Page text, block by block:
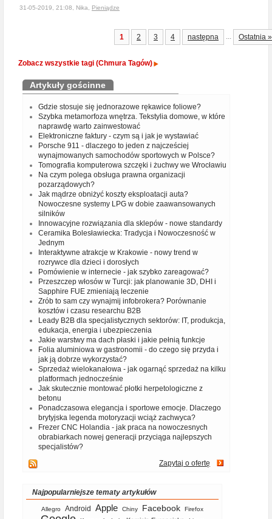
31-05-2019, 21:08, Nika, Pieniądze
1 2 3 4 następna ... Ostatnia »
Zobacz wszystkie tagi (Chmura Tagów)
Artykuły gościnne
Gdzie stosuje się jednorazowe rękawice foliowe?
Szybka metamorfoza wnętrza. Tekstylia domowe, w które
naprawdę warto zainwestować
Elektroniczne faktury - czym są i jak je wystawiać
Porsche 911 - dlaczego to jeden z najcześciej
wynajmowanych samochodów sportowych w Polsce?
Tomografia komputerowa szczęki i żuchwy we Wrocławiu
Na czym polega obsługa prawna organizacji
pozarządowych?
Jak mądrze obniżyć koszty eksploatacji auta?
Nowoczesne systemy LPG w dobie zaawansowanych
silników
Innowacyjne rozwiązania dla sklepów - nowe standardy
Ceramika Bolesławiecka: Tradycja i Nowoczesność w
Jednym
Interaktywne atrakcje w Krakowie - nowy trend w
rozrywce dla dzieci i dorosłych
Pomówienie w internecie - jak szybko zareagować?
Przeszczep włosów w Turcji: jak planowanie 3D, DHI i
Sapphire FUE zmieniają leczenie
Zrób to sam czy wynajmij infobrokera? Porównanie
kosztów i czasu researchu B2B
Leady B2B dla specjalistycznych sektorów: IT, produkcja,
edukacja, energia i ubezpieczenia
Jakie warstwy ma dach płaski i jakie pełnią funkcje
Folia aluminiowa w gastronomii - do czego się przyda i
jak ją dobrze wykorzystać?
Sprzedaż wielokanałowa - jak ogarnąć sprzedaż na kilku
platformach jednocześnie
Jak skutecznie montować płotki herpetologiczne z
betonu
Ponadczasowa elegancja i sportowe emocje. Dlaczego
brytyjska legenda motoryzacji wciąż zachwyca?
Frezer CNC Holandia - jak praca na nowoczesnych
obrabiarkach nowej generacji przyciąga najlepszych
specjalistów?
Zapytaj o ofertę
Najpopularniejsze tematy artykułów
Allegro Android Apple Chiny Facebook Firefox